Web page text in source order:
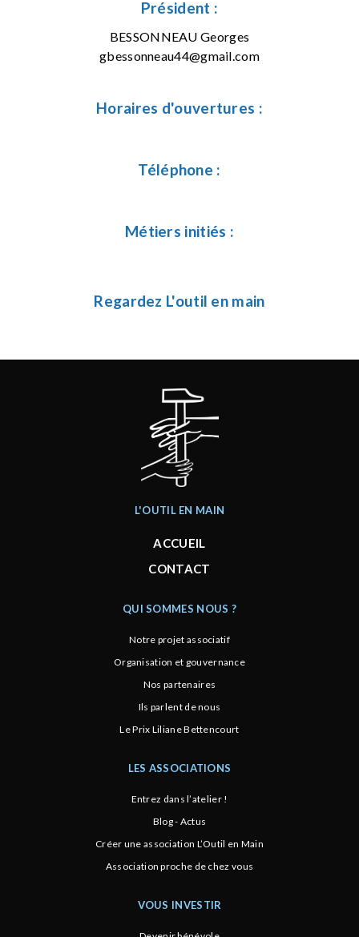
Président :
BESSONNEAU Georges
gbessonneau44@gmail.com
Horaires d'ouvertures :
Téléphone :
Métiers initiés :
Regardez L'outil en main
L'OUTIL EN MAIN
ACCUEIL
CONTACT
QUI SOMMES NOUS ?
Notre projet associatif
Organisation et gouvernance
Nos partenaires
Ils parlent de nous
Le Prix Liliane Bettencourt
LES ASSOCIATIONS
Entrez dans l’atelier !
Blog - Actus
Créer une association L’Outil en Main
Association proche de chez vous
VOUS INVESTIR